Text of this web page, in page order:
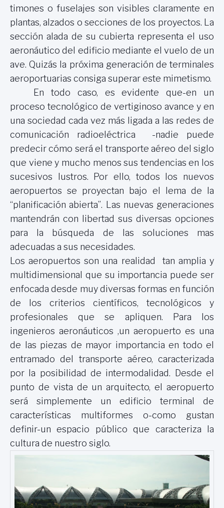
timones o fuselajes son visibles claramente en
plantas, alzados o secciones de los proyectos. La
sección alada de su cubierta representa el uso
aeronáutico del edificio mediante el vuelo de un
ave. Quizás la próxima generación de terminales
aeroportuarias consiga superar este mimetismo.
En todo caso, es evidente que-en un
proceso tecnológico de vertiginoso avance y en
una sociedad cada vez más ligada a las redes de
comunicación radioeléctrica -nadie puede
predecir cómo será el transporte aéreo del siglo
que viene y mucho menos sus tendencias en los
sucesivos lustros. Por ello, todos los nuevos
aeropuertos se proyectan bajo el lema de la
“planificación abierta”. Las nuevas generaciones
mantendrán con libertad sus diversas opciones
para la búsqueda de las soluciones mas
adecuadas a sus necesidades.
Los aeropuertos son una realidad tan amplia y
multidimensional que su importancia puede ser
enfocada desde muy diversas formas en función
de los criterios científicos, tecnológicos y
profesionales que se apliquen. Para los
ingenieros aeronáuticos ,un aeropuerto es una
de las piezas de mayor importancia en todo el
entramado del transporte aéreo, caracterizada
por la posibilidad de intermodalidad. Desde el
punto de vista de un arquitecto, el aeropuerto
será simplemente un edificio terminal de
características multiformes o-como gustan
definir-un espacio público que caracteriza la
cultura de nuestro siglo.